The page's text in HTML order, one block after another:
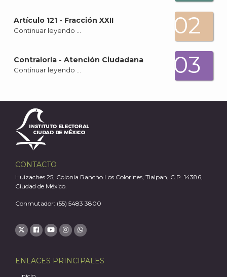
Artículo 121 - Fracción XXII
Continuar leyendo … 02
Contraloría - Atención Ciudadana
Continuar leyendo … 03
CONTACTO
Huizaches 25, Colonia Rancho Los Colorines, Tlalpan, C.P. 14386,
Ciudad de México.
Conmutador: (55) 5483 3800
ENLACES PRINCIPALES